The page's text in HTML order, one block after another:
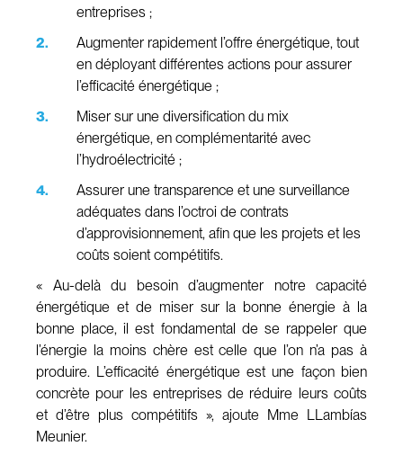
entreprises ;
Augmenter rapidement l’offre énergétique, tout
en déployant différentes actions pour assurer
l’efficacité énergétique ;
Miser sur une diversification du mix
énergétique, en complémentarité avec
l’hydroélectricité ;
Assurer une transparence et une surveillance
adéquates dans l’octroi de contrats
d’approvisionnement, afin que les projets et les
coûts soient compétitifs.
« Au-delà du besoin d’augmenter notre capacité
énergétique et de miser sur la bonne énergie à la
bonne place, il est fondamental de se rappeler que
l’énergie la moins chère est celle que l’on n’a pas à
produire. L’efficacité énergétique est une façon bien
concrète pour les entreprises de réduire leurs coûts
et d’être plus compétitifs », ajoute Mme LLambías
Meunier.